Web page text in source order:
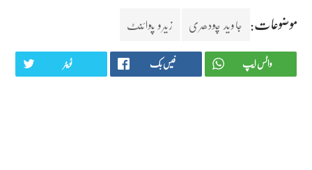
موضوعات: جاوید چودھری زیرو پوائنٹ
ٹویٹر فیس بک واٹس ایپ